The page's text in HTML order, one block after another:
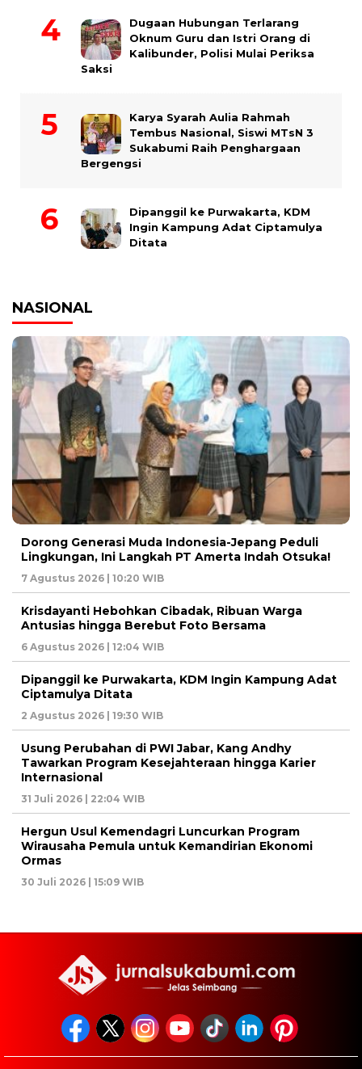
Dugaan Hubungan Terlarang
Oknum Guru dan Istri Orang di
Kalibunder, Polisi Mulai Periksa
Saksi
Karya Syarah Aulia Rahmah
Tembus Nasional, Siswi MTsN 3
Sukabumi Raih Penghargaan
Bergengsi
Dipanggil ke Purwakarta, KDM
Ingin Kampung Adat Ciptamulya
Ditata
NASIONAL
Dorong Generasi Muda Indonesia-Jepang Peduli
Lingkungan, Ini Langkah PT Amerta Indah Otsuka!
7 Agustus 2026 | 10:20 WIB
Krisdayanti Hebohkan Cibadak, Ribuan Warga
Antusias hingga Berebut Foto Bersama
6 Agustus 2026 | 12:04 WIB
Dipanggil ke Purwakarta, KDM Ingin Kampung Adat
Ciptamulya Ditata
2 Agustus 2026 | 19:30 WIB
Usung Perubahan di PWI Jabar, Kang Andhy
Tawarkan Program Kesejahteraan hingga Karier
Internasional
31 Juli 2026 | 22:04 WIB
Hergun Usul Kemendagri Luncurkan Program
Wirausaha Pemula untuk Kemandirian Ekonomi
Ormas
30 Juli 2026 | 15:09 WIB